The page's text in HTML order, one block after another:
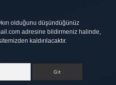
olduğunu düşündüğünüz
adresine bildirmeniz halinde,
kaldırılacaktır.